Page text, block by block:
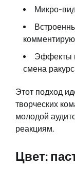
Микро-
Эффекты
смена
Этот подход
творческих
молодой
реакциям.
Цвет: